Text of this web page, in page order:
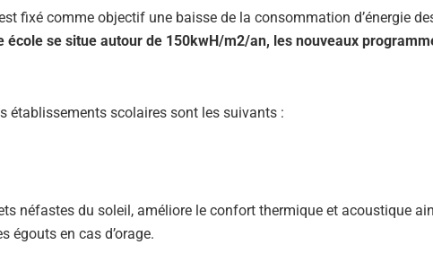
fixé comme objectif une baisse de la consommation d’énergie
école se situe autour de 150kwH/m2/an, les nouveaux
établissements scolaires sont les suivants :
néfastes du soleil, améliore le confort thermique et acoustique
égouts en cas d’orage.